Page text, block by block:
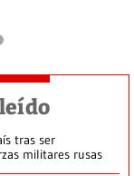
tras ser
militares rusas